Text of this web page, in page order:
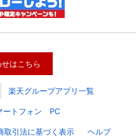
気に入りに追加した作品の削除も可
内の閲覧履歴を確認できます。履歴
内で表示される作品の表示制限が可
。5段階の年齢区分から選択できま
はこちら
楽天グループアプリ一覧
ートフォン PC
取引法に基づく表示 ヘルプ